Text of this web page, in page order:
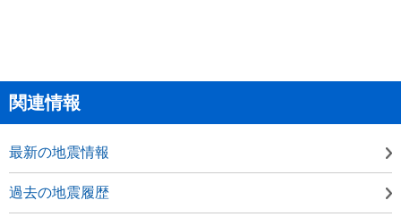
関連情報
最新の地震情報
過去の地震履歴